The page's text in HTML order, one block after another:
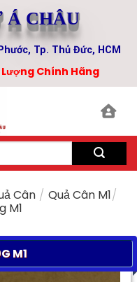
Á CHÂU
Tp. Thủ Đức, HCM
Chính Hãng
Cân / Quả Cân M1/
M1
M1